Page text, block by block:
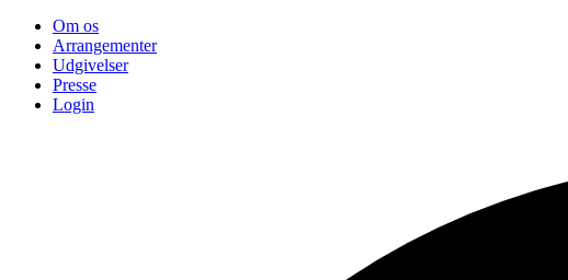
Om os
Arrangementer
Udgivelser
Presse
Login